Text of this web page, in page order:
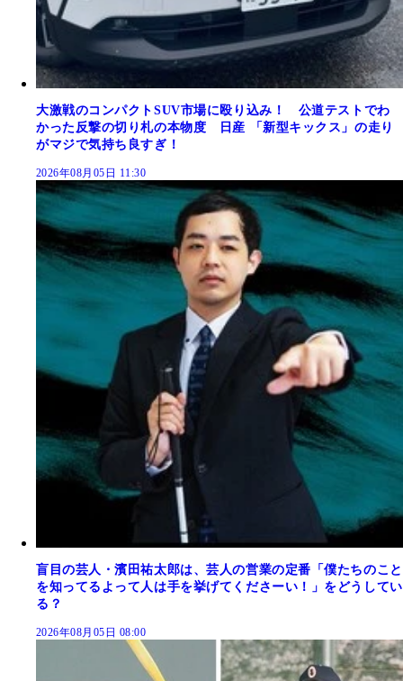
大激戦のコンパクトSUV市場に殴り込み！ 公道テストでわ
かった反撃の切り札の本物度 日産 「新型キックス」の走り
がマジで気持ち良すぎ！
2026年08月05日 11:30
盲目の芸人・濱田祐太郎は、芸人の営業の定番「僕たちのこと
を知ってるよって人は手を挙げてくださーい！」をどうしてい
る？
2026年08月05日 08:00